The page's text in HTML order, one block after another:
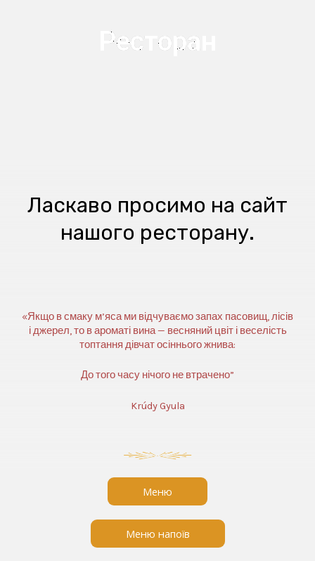
Ресторан
Ласкаво просимо на сайт
нашого ресторану.
«Якщо в смаку м’яса ми відчуваємо запах пасовищ, лісів
і джерел, то в ароматі вина — весняний цвіт і веселість
топтання дівчат осіннього жнива:
До того часу нічого не втрачено”
Krúdy Gyula
Меню
Меню напоїв